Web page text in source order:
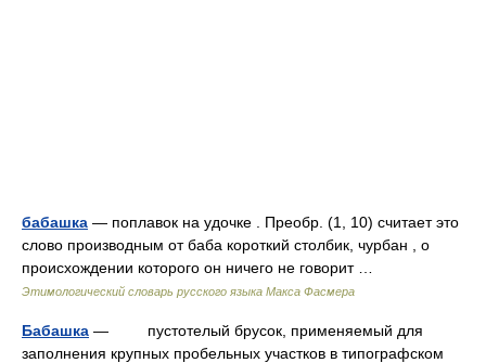
бабашка — поплавок на удочке . Преобр. (1, 10) считает это
слово производным от баба короткий столбик, чурбан , о
происхождении которого он ничего не говорит …
Этимологический словарь русского языка Макса Фасмера
Бабашка — пустотелый брусок, применяемый для
заполнения крупных пробельных участков в типографском